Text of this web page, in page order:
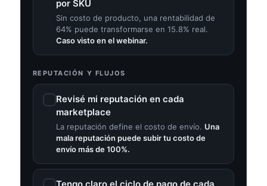
por SKU
Sin costo de producto, una rentabilidad de
64% puede transformarse en 15.8% real.
Caso visto en el webinar.
REPUTACIÓN Y FLUJOS
Revisé mi reputación en cada
marketplace
La reputación define el costo de envío. Una
mala reputación puede subir tu costo de
envío más de 100%.